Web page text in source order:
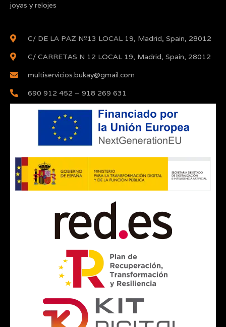
joyas y relojes
C/ DE LA PAZ Nº13 LOCAL 19, Madrid, Spain, 28012
C/ CARRETAS N 12 LOCAL 19, Madrid, Spain, 28012
multiservicios.bukay@gmail.com
690 912 452 – 918 269 631